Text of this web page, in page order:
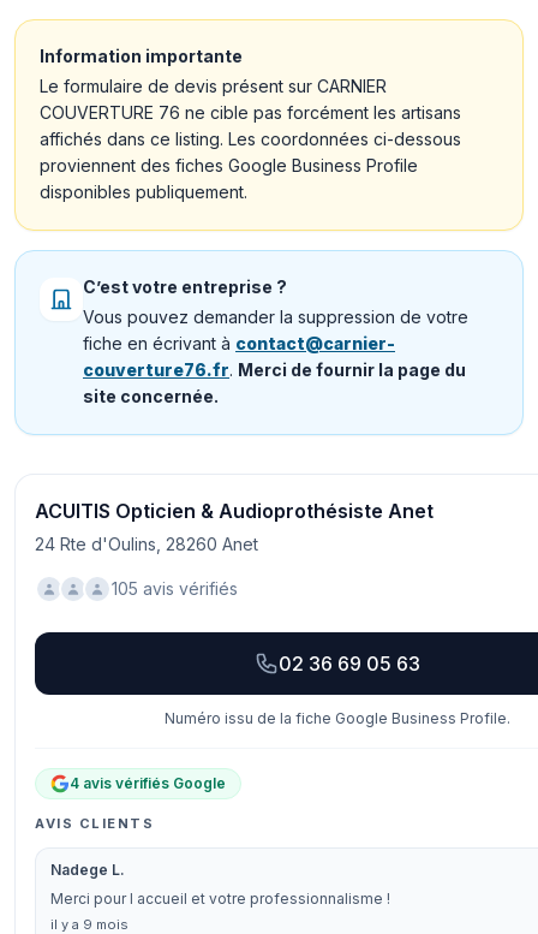
Information importante
Le formulaire de devis présent sur CARNIER
COUVERTURE 76 ne cible pas forcément les artisans
affichés dans ce listing. Les coordonnées ci-dessous
proviennent des fiches Google Business Profile
disponibles publiquement.
C’est votre entreprise ?
Vous pouvez demander la suppression de votre
fiche en écrivant à contact@carnier-
couverture76.fr. Merci de fournir la page du
site concernée.
ACUITIS Opticien & Audioprothésiste Anet
24 Rte d'Oulins, 28260 Anet
105 avis vérifiés
02 36 69 05 63
Numéro issu de la fiche Google Business Profile.
4 avis vérifiés Google
AVIS CLIENTS
Nadege L.
Merci pour l accueil et votre professionnalisme !
il y a 9 mois